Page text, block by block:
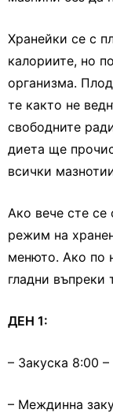
Хранейки се с
калориите, но
организма.
те както не
свободните
диета ще
всички
Ако вече сте
режим на
менюто. Ако по
гладни
ДЕН 1:
– Закуска 8:00 –
– Междинна